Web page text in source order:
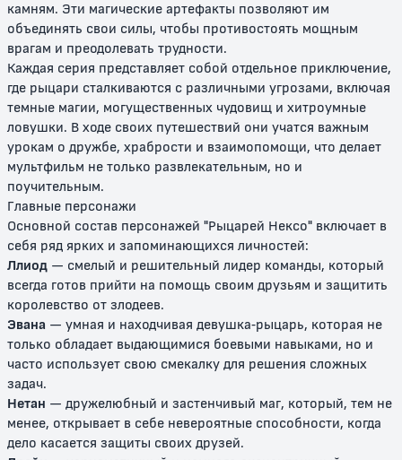
Лего. Фильм Лего Фильм 2
0+
Lego Звездные войны:
Падаванская угроза
6+
Lego Звездные войны: Империя
6+ 6+
камням. Эти магические артефакты позволяют им
объединять свои силы, чтобы противостоять мощным
врагам и преодолевать трудности.
Каждая серия представляет собой отдельное приключение,
где рыцари сталкиваются с различными угрозами, включая
темные магии, могущественных чудовищ и хитроумные
ловушки. В ходе своих путешествий они учатся важным
урокам о дружбе, храбрости и взаимопомощи, что делает
мультфильм не только развлекательным, но и
поучительным.
Главные персонажи
Основной состав персонажей "Рыцарей Нексо" включает в
себя ряд ярких и запоминающихся личностей:
Ллиод — смелый и решительный лидер команды, который
всегда готов прийти на помощь своим друзьям и защитить
королевство от злодеев.
Эвана — умная и находчивая девушка-рыцарь, которая не
только обладает выдающимися боевыми навыками, но и
часто использует свою смекалку для решения сложных
задач.
Нетан — дружелюбный и застенчивый маг, который, тем не
менее, открывает в себе невероятные способности, когда
дело касается защиты своих друзей.